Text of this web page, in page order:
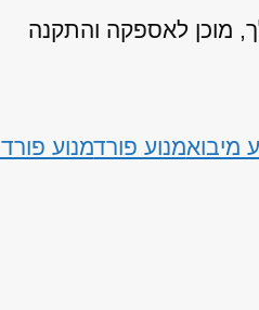
מוכן לאספקה והתקנה
מיבואמנוע פורדמנוע פורד EDGE אדג'